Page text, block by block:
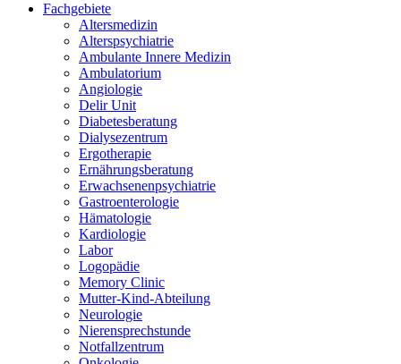
Fachgebiete
Altersmedizin
Alterspsychiatrie
Ambulante Innere Medizin
Ambulatorium
Angiologie
Delir Unit
Diabetesberatung
Dialysezentrum
Ergotherapie
Ernährungsberatung
Erwachsenenpsychiatrie
Gastroenterologie
Hämatologie
Kardiologie
Labor
Logopädie
Memory Clinic
Mutter-Kind-Abteilung
Neurologie
Nierensprechstunde
Notfallzentrum